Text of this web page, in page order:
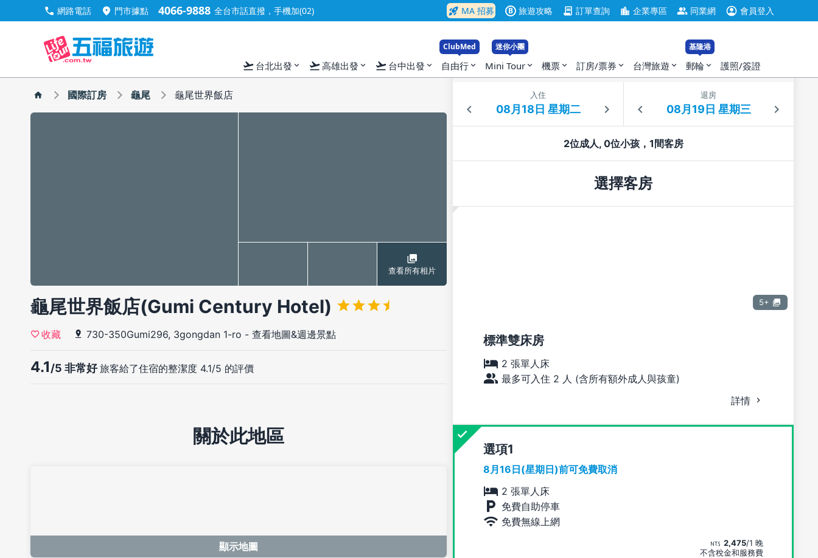
call 網路電話 location_on 門市據點 4066-9888 全台市話直撥，手機加(02) rocket_launch MA 招募 B 旅遊攻略 contract 訂單查詢 location_city 企業專區 group 同業網 account_circle 會員登入
flight_takeoff 台北出發 expand_more flight_takeoff高雄出發 expand_more flight_takeoff 台中出發 expand_more
ClubMed
自由行 expand_more
迷你小團
Mini Tour expand_more 機票 expand_more 訂房/票券 expand_more 台灣旅遊 expand_more
基隆港
郵輪 expand_more 護照/簽證
國際訂房 龜尾 龜尾世界飯店
查看所有相片
龜尾世界飯店(Gumi Century Hotel)
收藏 730-350Gumi296, 3gongdan 1-ro - 查看地圖&週邊景點
4.1/5 非常好旅客給了住宿的整潔度 4.1/5 的評價
入住 退房
2位成人, 0位小孩，1間客房
選擇客房
5+
標準雙床房
2 張單人床
最多可入住 2 人 (含所有額外成人與孩童)
詳情
選項
8月16日(星期日)前可免費取消
2 張單人床
免費自助停車
免費無線上網
2,475/1 晚
不含稅金和服務費
關於此地區
顯示地圖